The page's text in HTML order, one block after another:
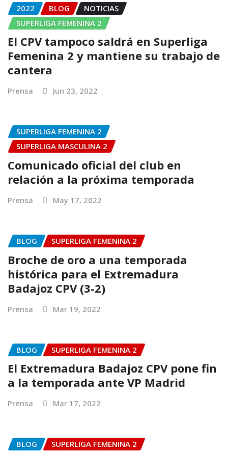
2022 BLOG
NOTICIAS
SUPERLIGA FEMENINA 2
El CPV tampoco saldrá en Superliga
Femenina 2 y mantiene su trabajo de
cantera
Prensa Jun 23, 2022
SUPERLIGA FEMENINA 2
SUPERLIGA MASCULINA 2
Comunicado oficial del club en
relación a la próxima temporada
Prensa May 17, 2022
BLOG SUPERLIGA FEMENINA 2
Broche de oro a una temporada
histórica para el Extremadura
Badajoz CPV (3-2)
Prensa Mar 19, 2022
BLOG SUPERLIGA FEMENINA 2
El Extremadura Badajoz CPV pone fin
a la temporada ante VP Madrid
Prensa Mar 17, 2022
BLOG SUPERLIGA FEMENINA 2